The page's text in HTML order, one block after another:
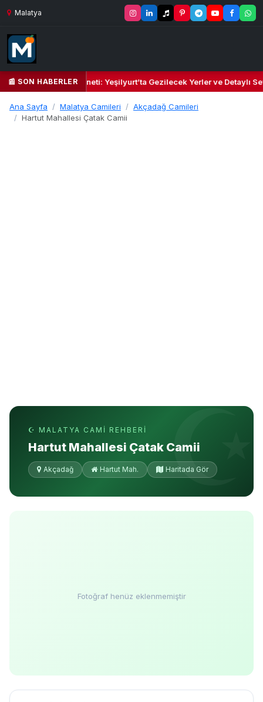
Malatya
📰 SON HABERLER
Kalbi ve Kültür Cenneti: Yeşilyurt’ta Gezilecek Yerler ve Detaylı
Ana Sayfa Malatya Camileri
Akçadağ Camileri
Hartut Mahallesi Çatak Camii
☪ MALATYA CAMI REHBERI
Hartut Mahallesi Çatak Camii
Akçadağ Hartut Mah. Haritada Gör
Fotoğraf henüz eklenmemiştir